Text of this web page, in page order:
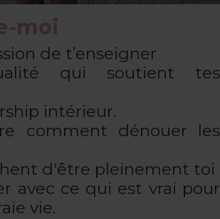
moi
de t’enseigner
qui soutient tes
intérieur.
comment dénouer les
d'être pleinement toi
avec ce qui est vrai pour
vie.